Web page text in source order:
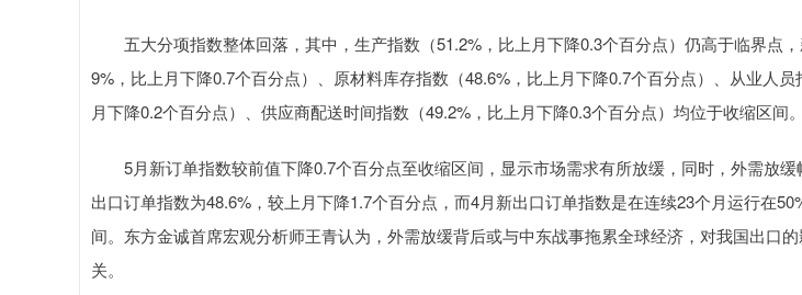
五大分项指数整体回落，其中，生产指数（51.2%，比上月下降0.3个百分点）仍高于临界点，
9%，比上月下降0.7个百分点）、原材料库存指数（48.6%，比上月下降0.7个百分点）、从业人员
月下降0.2个百分点）、供应商配送时间指数（49.2%，比上月下降0.3个百分点）均位于收缩区间。
5月新订单指数较前值下降0.7个百分点至收缩区间，显示市场需求有所放缓，同时，外需放缓
出口订单指数为48.6%，较上月下降1.7个百分点，而4月新出口订单指数是在连续23个月运行在
间。东方金诚首席宏观分析师王青认为，外需放缓背后或与中东战事拖累全球经济，对我国出口
关。